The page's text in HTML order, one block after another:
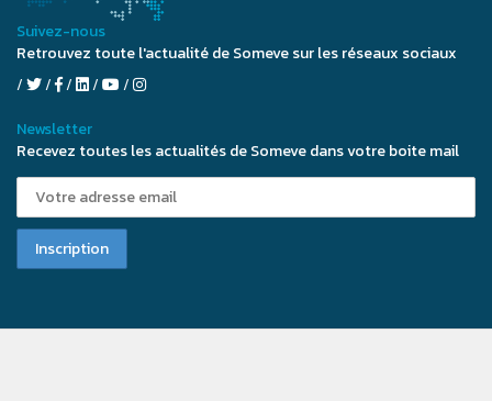
Suivez-nous
Retrouvez toute l'actualité de Someve sur les réseaux sociaux
Newsletter
Recevez toutes les actualités de Someve dans votre boite mail